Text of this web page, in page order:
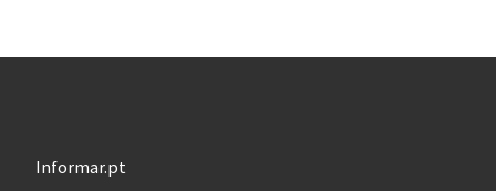
Informar.pt